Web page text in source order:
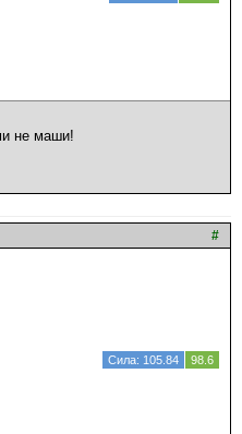
не маши!
#
Сила: 105.84 98.6